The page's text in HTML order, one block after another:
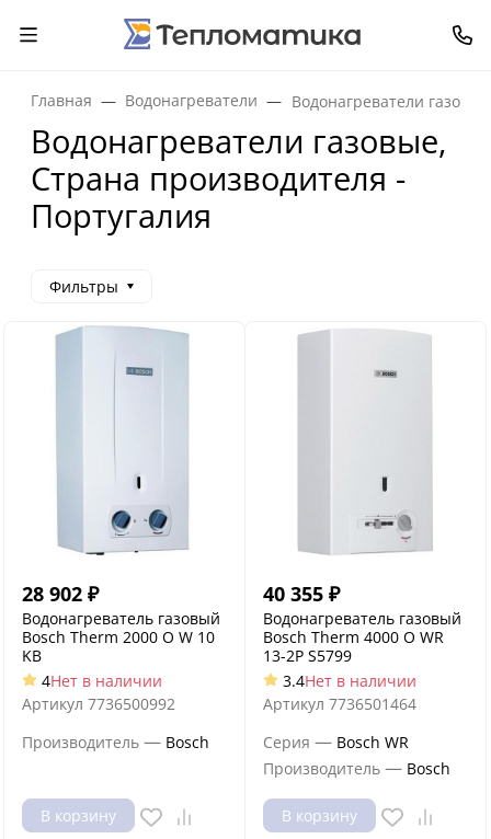
Главная Водонагреватели Водонагреватели газовые
Водонагреватели газовые,
Страна производителя -
Португалия
Фильтры
28 902 ₽
Водонагреватель газовый
Bosch Therm 2000 O W 10
KB
4Нет в наличии
Артикул 7736500992
Производитель — Bosch
В корзину
40 355 ₽
Водонагреватель газовый
Bosch Therm 4000 O WR
13-2P S5799
3.4Нет в наличии
Артикул 7736501464
Серия — Bosch WR
Производитель — Bosch
В корзину